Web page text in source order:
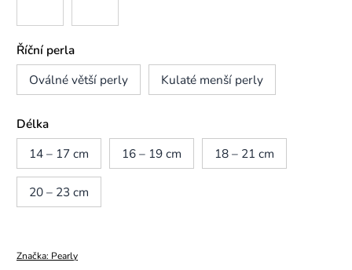
Říční perla
Oválné větší perly
Kulaté menší perly
Délka
14 – 17 cm
16 – 19 cm 18 – 21 cm
20 – 23 cm
Značka: Pearly